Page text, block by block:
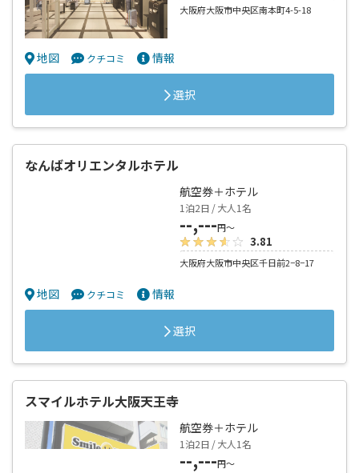
大阪府大阪市中央区南本町4-5-18
地図 クチコミ 情報
選択
なんばオリエンタルホテル
航空券＋ホテル
1泊2日 / 大人1名
--,---円～
3.81
大阪府大阪市中央区千日前2−8−17
地図 クチコミ 情報
選択
スマイルホテル大阪天王寺
航空券＋ホテル
1泊2日 / 大人1名